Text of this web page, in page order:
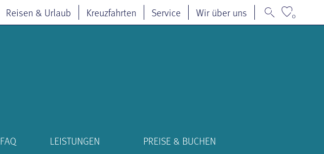
Reisen & Urlaub Kreuzfahrten Service Wir über uns 0
FAQ LEISTUNGEN PREISE & BUCHEN